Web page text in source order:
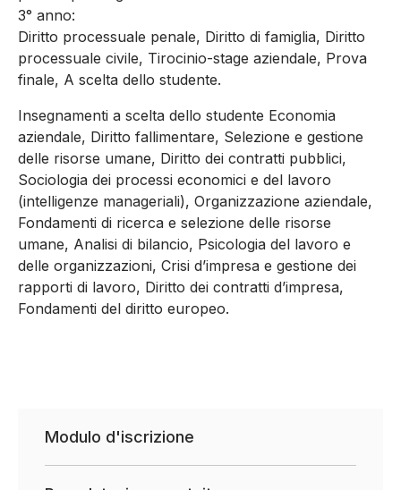
3° anno:
Diritto processuale penale, Diritto di famiglia, Diritto
processuale civile, Tirocinio-stage aziendale, Prova
finale, A scelta dello studente.
Insegnamenti a scelta dello studente Economia
aziendale, Diritto fallimentare, Selezione e gestione
delle risorse umane, Diritto dei contratti pubblici,
Sociologia dei processi economici e del lavoro
(intelligenze manageriali), Organizzazione aziendale,
Fondamenti di ricerca e selezione delle risorse
umane, Analisi di bilancio, Psicologia del lavoro e
delle organizzazioni, Crisi d’impresa e gestione dei
rapporti di lavoro, Diritto dei contratti d’impresa,
Fondamenti del diritto europeo.
Modulo d'iscrizione